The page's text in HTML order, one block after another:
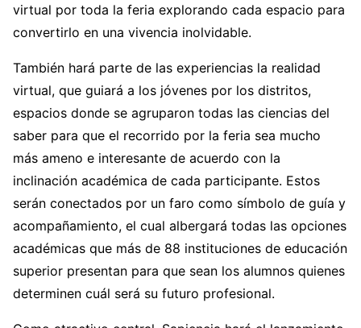
virtual por toda la feria explorando cada espacio para
convertirlo en una vivencia inolvidable.
También hará parte de las experiencias la realidad
virtual, que guiará a los jóvenes por los distritos,
espacios donde se agruparon todas las ciencias del
saber para que el recorrido por la feria sea mucho
más ameno e interesante de acuerdo con la
inclinación académica de cada participante. Estos
serán conectados por un faro como símbolo de guía y
acompañamiento, el cual albergará todas las opciones
académicas que más de 88 instituciones de educación
superior presentan para que sean los alumnos quienes
determinen cuál será su futuro profesional.